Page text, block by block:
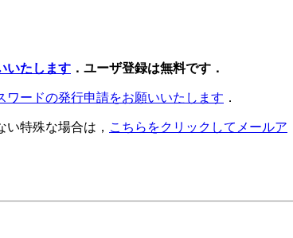
いたします ．ユーザ登録は無料です．
ワードの発行申請をお願いいたします ．
特殊な場合は， こちらをクリックしてメールア